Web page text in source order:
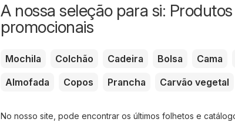
A nossa seleção para si:
promocionais
Mochila Colchão Cadeira Bolsa Cama
Almofada
Copos Prancha Carvão vegetal
No nosso site, pode encontrar os últimos folhetos e